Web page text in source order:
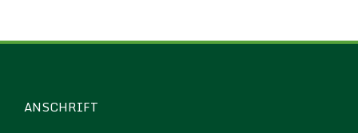
ANSCHRIFT